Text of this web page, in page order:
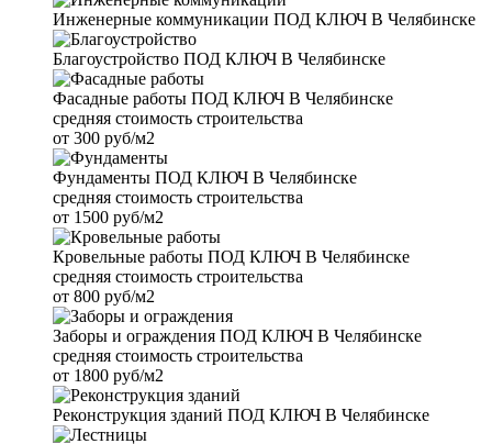
Инженерные коммуникации ПОД КЛЮЧ В Челябинске
Благоустройство ПОД КЛЮЧ В Челябинске
Фасадные работы ПОД КЛЮЧ В Челябинске
средняя стоимость строительства
от 300 руб/м2
Фундаменты ПОД КЛЮЧ В Челябинске
средняя стоимость строительства
от 1500 руб/м2
Кровельные работы ПОД КЛЮЧ В Челябинске
средняя стоимость строительства
от 800 руб/м2
Заборы и ограждения ПОД КЛЮЧ В Челябинске
средняя стоимость строительства
от 1800 руб/м2
Реконструкция зданий ПОД КЛЮЧ В Челябинске